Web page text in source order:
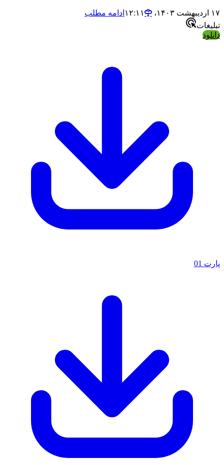
۱۷ اردیبهشت ۱۴۰۳،‏ ۱۲:۱۱
ادامه مطلب
تبلیغات
دانلود
پارت 01